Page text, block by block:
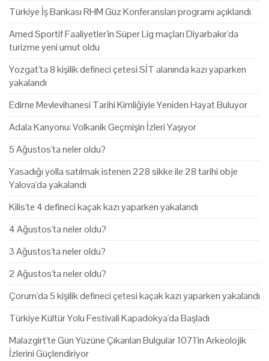
Türkiye İş Bankası RHM Güz Konferansları programı açıklandı
Amed Sportif Faaliyetler'in Süper Lig maçları Diyarbakır'da
turizme yeni umut oldu
Yozgat'ta 8 kişilik defineci çetesi SİT alanında kazı yaparken
yakalandı
Edirne Mevlevihanesi Tarihi Kimliğiyle Yeniden Hayat Buluyor
Adala Kanyonu: Volkanik Geçmişin İzleri Yaşıyor
5 Ağustos'ta neler oldu?
Yasadığı yolla satılmak istenen 228 sikke ile 28 tarihi obje
Yalova'da yakalandı
Kilis'te 4 defineci kaçak kazı yaparken yakalandı
4 Ağustos'ta neler oldu?
3 Ağustos'ta neler oldu?
2 Ağustos'ta neler oldu?
Çorum'da 5 kişilik defineci çetesi kaçak kazı yaparken yakalandı
Türkiye Kültür Yolu Festivali Kapadokya'da Başladı
Malazgirt'te Gün Yüzüne Çıkarılan Bulgular 1071'in Arkeolojik
İzlerini Güçlendiriyor